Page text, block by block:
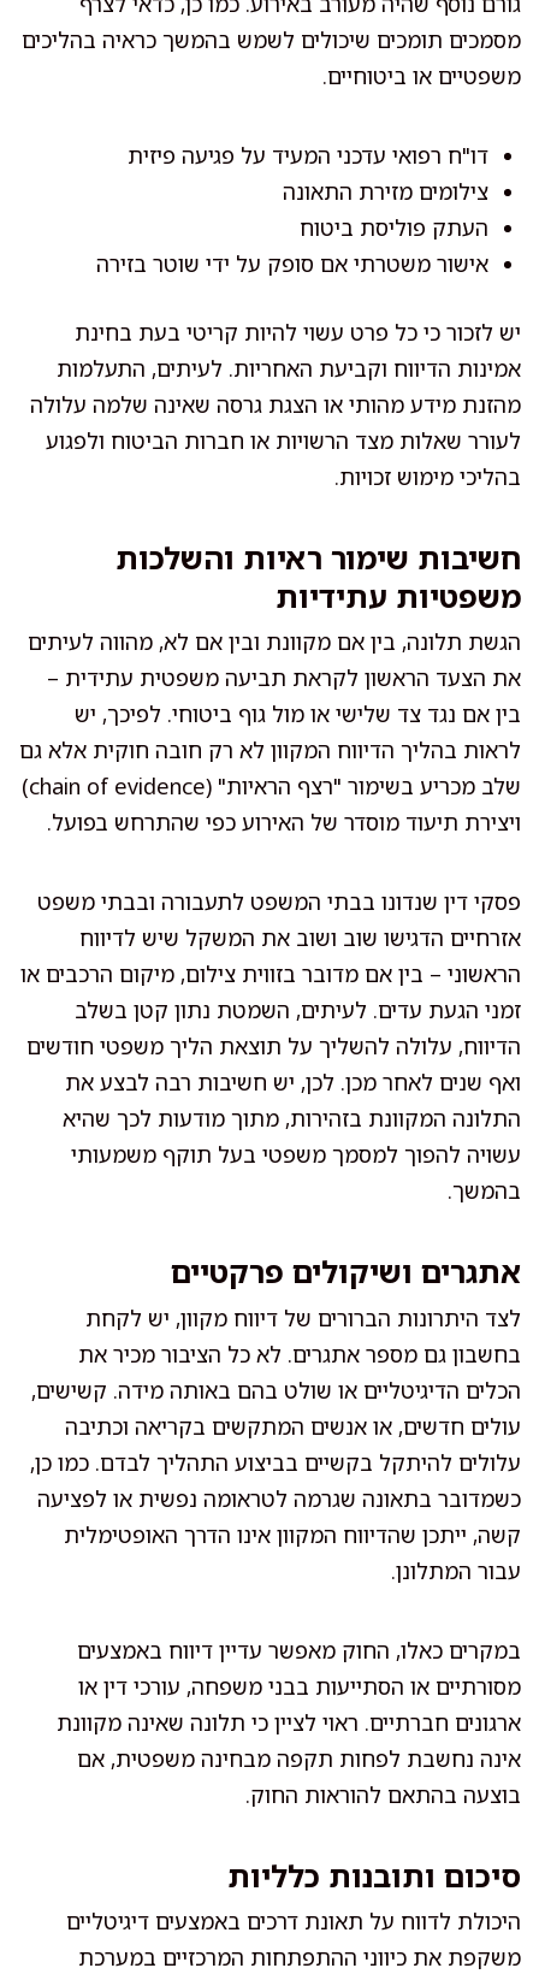
מסמכים תומכים שיכולים לשמש בהמשך כראיה בהליכים
משפטיים או ביטוחיים.
דו"ח רפואי עדכני המעיד על פגיעה פיזית
צילומים מזירת התאונה
העתק פוליסת ביטוח
אישור משטרתי אם סופק על ידי שוטר בזירה
יש לזכור כי כל פרט עשוי להיות קריטי בעת בחינת
אמינות הדיווח וקביעת האחריות. לעיתים, התעלמות
מהזנת מידע מהותי או הצגת גרסה שאינה שלמה עלולה
לעורר שאלות מצד הרשויות או חברות הביטוח ולפגוע
בהליכי מימוש זכויות.
חשיבות שימור ראיות והשלכות
משפטיות עתידיות
הגשת תלונה, בין אם מקוונת ובין אם לא, מהווה לעיתים
את הצעד הראשון לקראת תביעה משפטית עתידית –
בין אם נגד צד שלישי או מול גוף ביטוחי. לפיכך, יש
לראות בהליך הדיווח המקוון לא רק חובה חוקית אלא גם
שלב מכריע בשימור "רצף הראיות" (chain of evidence)
ויצירת תיעוד מוסדר של האירוע כפי שהתרחש בפועל.
פסקי דין שנדונו בבתי המשפט לתעבורה ובבתי משפט
אזרחיים הדגישו שוב ושוב את המשקל שיש לדיווח
הראשוני – בין אם מדובר בזווית צילום, מיקום הרכבים או
זמני הגעת עדים. לעיתים, השמטת נתון קטן בשלב
הדיווח, עלולה להשליך על תוצאת הליך משפטי חודשים
ואף שנים לאחר מכן. לכן, יש חשיבות רבה לבצע את
התלונה המקוונת בזהירות, מתוך מודעות לכך שהיא
עשויה להפוך למסמך משפטי בעל תוקף משמעותי
בהמשך.
אתגרים ושיקולים פרקטיים
לצד היתרונות הברורים של דיווח מקוון, יש לקחת
בחשבון גם מספר אתגרים. לא כל הציבור מכיר את
הכלים הדיגיטליים או שולט בהם באותה מידה. קשישים,
עולים חדשים, או אנשים המתקשים בקריאה וכתיבה
עלולים להיתקל בקשיים בביצוע התהליך לבדם. כמו כן,
כשמדובר בתאונה שגרמה לטראומה נפשית או לפציעה
קשה, ייתכן שהדיווח המקוון אינו הדרך האופטימלית
עבור המתלונן.
במקרים כאלו, החוק מאפשר עדיין דיווח באמצעים
מסורתיים או הסתייעות בבני משפחה, עורכי דין או
ארגונים חברתיים. ראוי לציין כי תלונה שאינה מקוונת
אינה נחשבת לפחות תקפה מבחינה משפטית, אם
בוצעה בהתאם להוראות החוק.
סיכום ותובנות כלליות
היכולת לדווח על תאונת דרכים באמצעים דיגיטליים
משקפת את כיווני ההתפתחות המרכזיים במערכת